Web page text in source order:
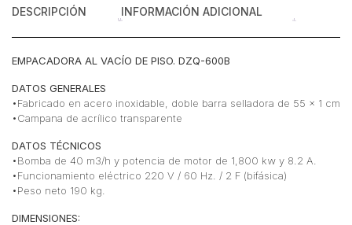
DESCRIPCIÓN INFORMACIÓN ADICIONAL
EMPACADORA AL VACÍO DE PISO. DZQ-600B
DATOS GENERALES
•Fabricado en acero inoxidable, doble barra selladora de 55 x 1 cm
•Campana de acrílico transparente
DATOS TÉCNICOS
•Bomba de 40 m3/h y potencia de motor de 1,800 kw y 8.2 A.
•Funcionamiento eléctrico 220 V / 60 Hz. / 2 F (bifásica)
•Peso neto 190 kg.
DIMENSIONES: